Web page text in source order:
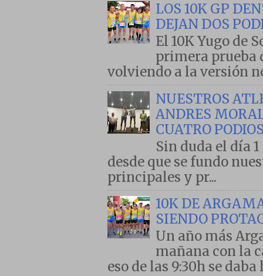
LOS 10K GP
DEJAN DOS
El 10K Yugo de
primera prueba
volviendo a la versión
NUESTROS
ANDRES
CUATRO
Sin duda el día
desde que se fundo
principales y pr...
10K DE
SIENDO
Un año más
mañana con la
eso de las 9:30h se daba